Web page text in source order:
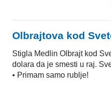
Olbrajtova kod
Stigla Medlin Olbrajt kod
dolara da je smesti u raj.
• Primam samo rublje!